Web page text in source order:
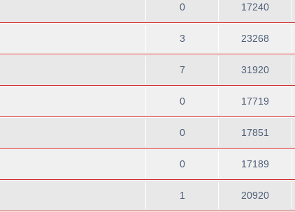
0 17240
3 23268
7 31920
0 17719
0 17851
0 17189
1 20920